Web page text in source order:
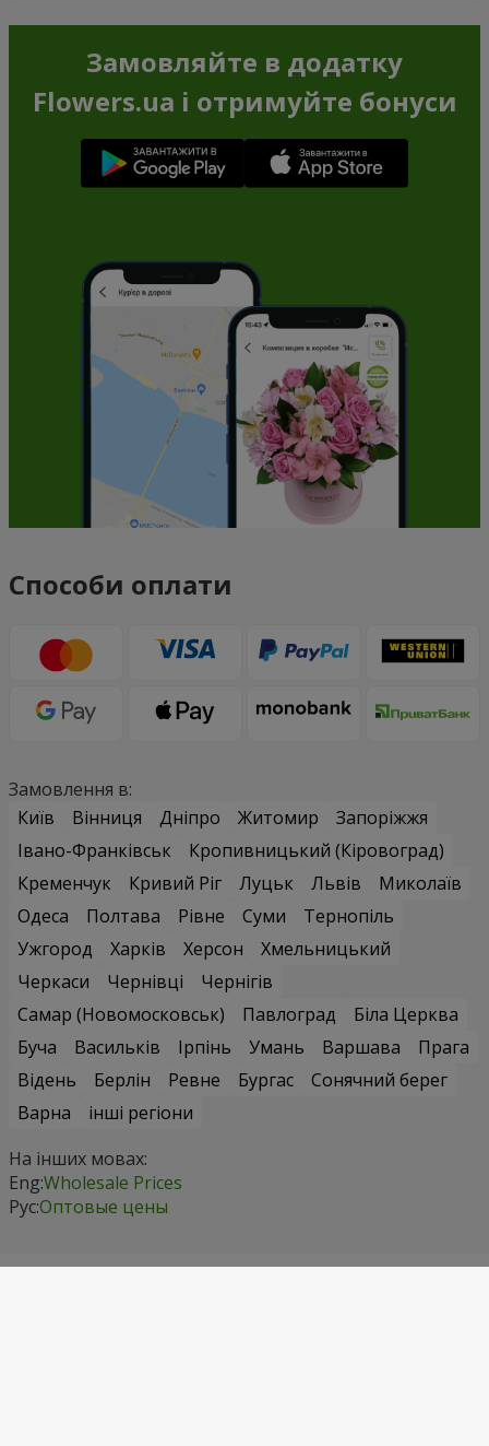
Замовляйте в додатку
Flowers.ua і отримуйте бонуси
Способи оплати
Замовлення в:
Київ
Вінниця Дніпро Житомир
Запоріжжя
Івано-Франківськ
Кропивницький (Кіровоград)
Кременчук
Кривий Ріг Луцьк Львів
Миколаїв
Одеса
Полтава Рівне Суми
Тернопіль
Ужгород
Харків Херсон
Хмельницький
Черкаси
Чернівці
Чернігів
Самар (Новомосковськ)
Павлоград
Біла Церква
Буча
Васильків Ірпінь Умань Варшава
Прага
Відень
Берлін Ревне Бургас
Сонячний берег
Варна
інші регіони
На інших мовах:
Eng:Wholesale Prices
Рус:Оптовые цены